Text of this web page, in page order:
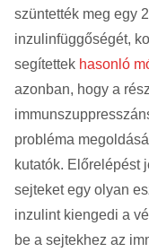
szüntették meg egy
inzulinfüggőségét,
segítettek hasonló
azonban, hogy a
probléma
kutatók. Előrelépést
sejteket egy olyan
inzulint kiengedi a
be a sejtekhez az